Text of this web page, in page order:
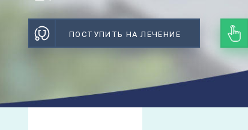
ПОСТУПИТЬ НА ЛЕЧЕНИЕ